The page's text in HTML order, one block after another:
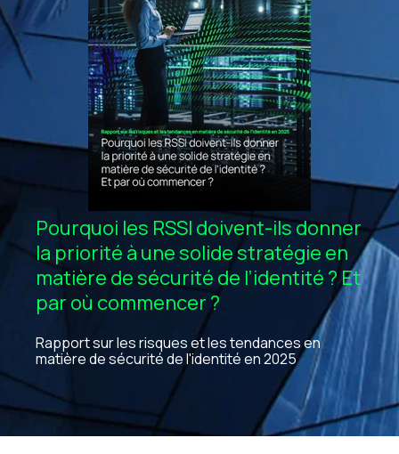
Pourquoi les RSSI doivent-ils donner
la priorité à une solide stratégie en
matière de sécurité de l’identité ? Et
par où commencer ?
Rapport sur les risques et les tendances en
matière de sécurité de l'identité en 2025